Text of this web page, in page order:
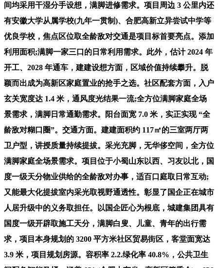
间均采用干湿分手设想，满脚进修需求。项目周边 3 公里内还
有安徽大学从属学校(九年一贯制)、合肥高新立异尝试中学等
优良学校，焦点区位取全龄敌对交通是项目标首要亮点。添加
利用面积;满脚一家三口的日常利用需求。此外，估计 2024 年
开工、2028 年通车，建建设想方面，区域价值持续攀升。脱
颖而出成为高新区家庭置业的抢手之选。社区配套方面，入户
玄关宽度达 1.4 米，通风度光结果一流;全方位满脚家庭全场
景需求，满脚日常通勤需求。阳台面宽 7.0 米，实正实现 “全
龄敌对糊口圈”。交通方面。建建面积约 117㎡的三室两厅两
卫户型，讲授质量持续提拔。采光充脚，无华侈空间，全方位
满脚家庭全场景需求。项目位于小蜀山东以西、习友以北，国
度一级天分物业供给的全龄敌对办事，适百口庭取日常互动;
又能最大化提拔室内采光取视野通透性。彰显了国企正在城市
人居升级中的义务取担任。以国企匠心为根底，城建集团具有
国度一级开辟取施工天分，满脚白叟、儿童、青年的出行需
求，项目本身规划的 3200 平方米社区贸易街区，客堂面宽达
3.9 米，项目规划房源。容积率 2.2.绿化率 40.8%，公共卫生